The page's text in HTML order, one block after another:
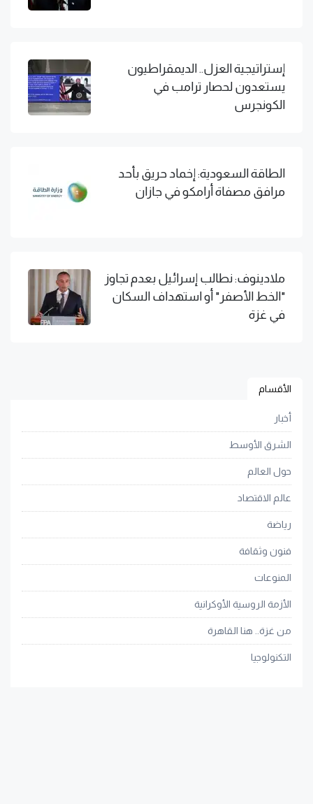
إستراتيجية العزل.. الديمقراطيون
يستعدون لحصار ترامب في
الكونجرس
الطاقة السعودية: إخماد حريق بأحد
مرافق مصفاة أرامكو في جازان
ملادينوف: نطالب إسرائيل بعدم تجاوز
"الخط الأصفر" أو استهداف السكان
في غزة
الأقسام
أخبار
الشرق الأوسط
حول العالم
عالم الاقتصاد
رياضة
فنون وثقافة
المنوعات
الأزمة الروسية الأوكرانية
من غزة.. هنا القاهرة
التكنولوجيا